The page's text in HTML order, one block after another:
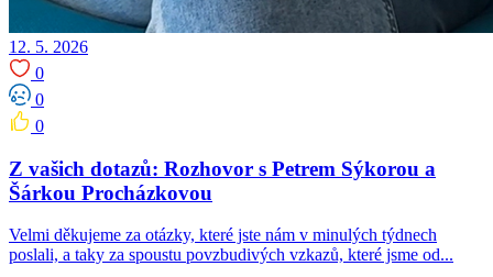
12. 5. 2026
0
0
0
Z vašich dotazů: Rozhovor s Petrem Sýkorou a
Šárkou Procházkovou
Velmi děkujeme za otázky, které jste nám v minulých týdnech
poslali, a taky za spoustu povzbudivých vzkazů, které jsme od...